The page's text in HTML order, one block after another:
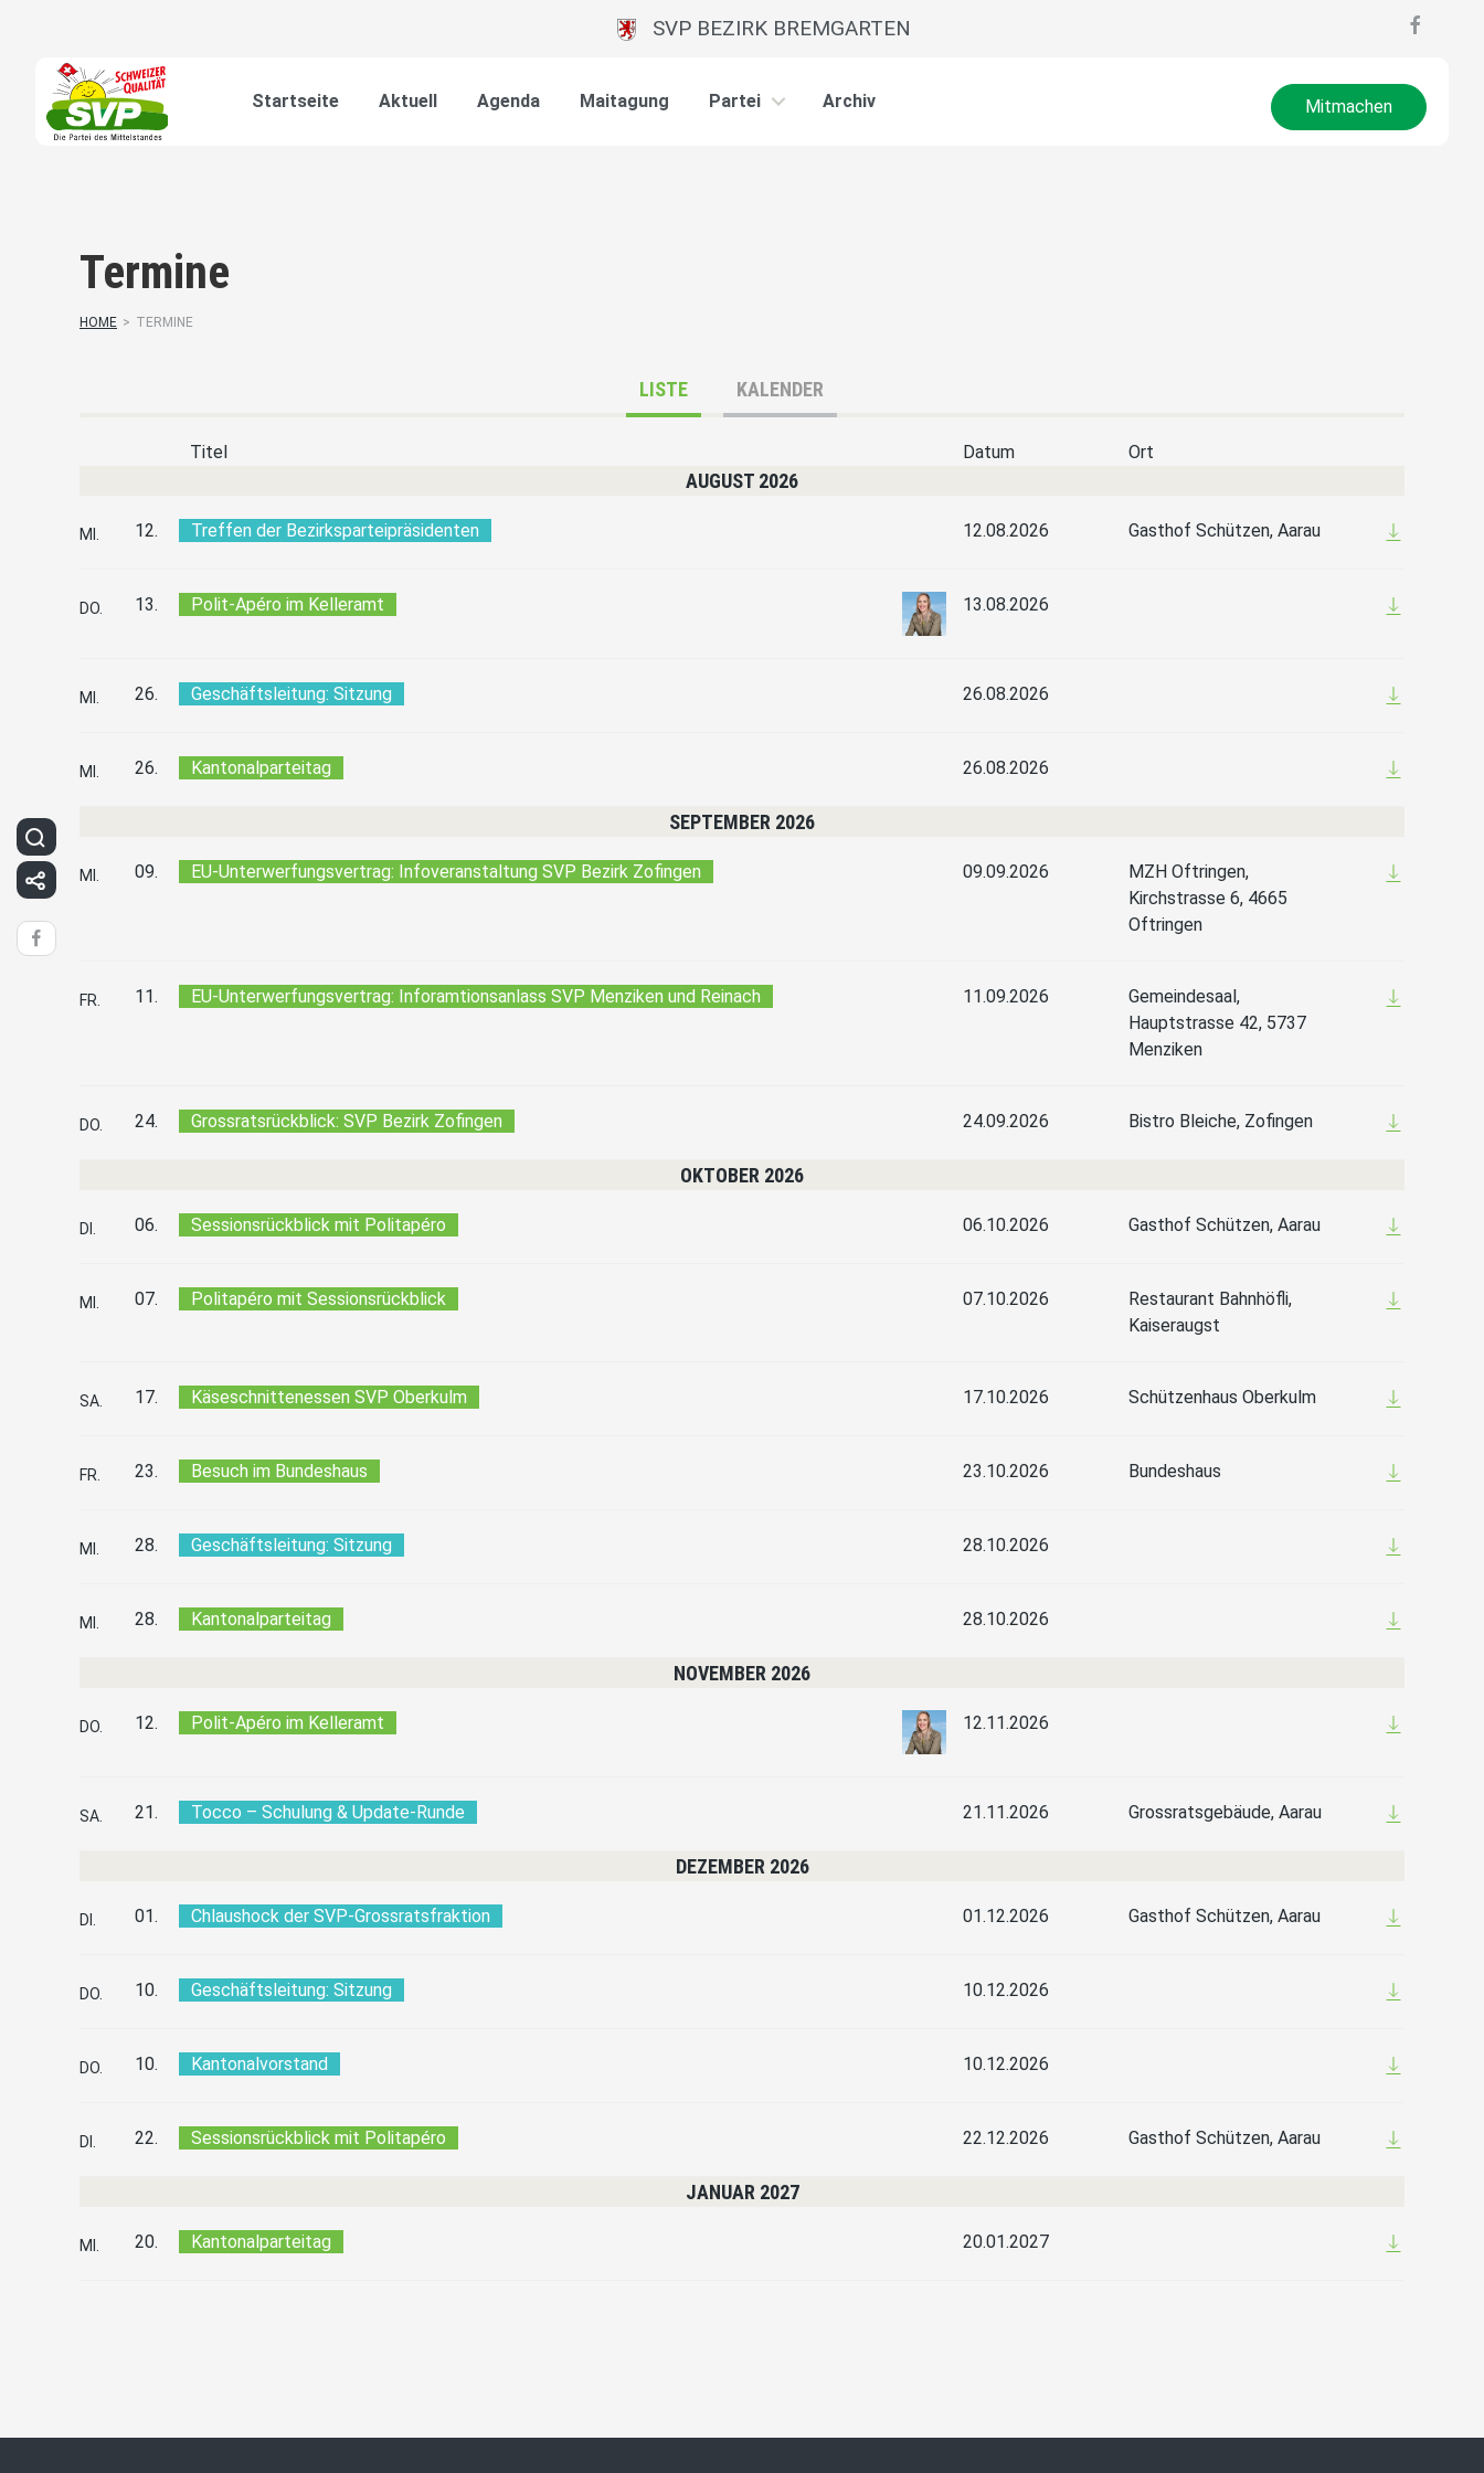
SVP BEZIRK BREMGARTEN
Startseite Aktuell Agenda Maitagung Partei Archiv Mitmachen
Termine
HOME > TERMINE
LISTE KALENDER
Titel Datum Ort
AUGUST 2026
MI. 12. Treffen der Bezirksparteipräsidenten 12.08.2026 Gasthof Schützen, Aarau
DO. 13. Polit-Apéro im Kelleramt 13.08.2026
MI. 26. Geschäftsleitung: Sitzung 26.08.2026
MI. 26. Kantonalparteitag 26.08.2026
SEPTEMBER 2026
MI. 09. EU-Unterwerfungsvertrag: Infoveranstaltung SVP Bezirk Zofingen 09.09.2026
MZH Oftringen,
Kirchstrasse 6, 4665
Oftringen
FR. 11. EU-Unterwerfungsvertrag: Inforamtionsanlass SVP Menziken und Reinach 11.09.2026
Gemeindesaal,
Hauptstrasse 42, 5737
Menziken
DO. 24. Grossratsrückblick: SVP Bezirk Zofingen 24.09.2026 Bistro Bleiche, Zofingen
OKTOBER 2026
DI. 06. Sessionsrückblick mit Politapéro 06.10.2026 Gasthof Schützen, Aarau
MI. 07. Politapéro mit Sessionsrückblick 07.10.2026
Restaurant Bahnhöfli,
Kaiseraugst
SA. 17. Käseschnittenessen SVP Oberkulm 17.10.2026 Schützenhaus Oberkulm
FR. 23. Besuch im Bundeshaus 23.10.2026 Bundeshaus
MI. 28. Geschäftsleitung: Sitzung 28.10.2026
MI. 28. Kantonalparteitag 28.10.2026
NOVEMBER 2026
DO. 12. Polit-Apéro im Kelleramt 12.11.2026
SA. 21. Tocco – Schulung & Update-Runde 21.11.2026 Grossratsgebäude, Aarau
DEZEMBER 2026
DI. 01. Chlaushock der SVP-Grossratsfraktion 01.12.2026 Gasthof Schützen, Aarau
DO. 10. Geschäftsleitung: Sitzung 10.12.2026
DO. 10. Kantonalvorstand 10.12.2026
DI. 22. Sessionsrückblick mit Politapéro 22.12.2026 Gasthof Schützen, Aarau
JANUAR 2027
MI. 20. Kantonalparteitag 20.01.2027